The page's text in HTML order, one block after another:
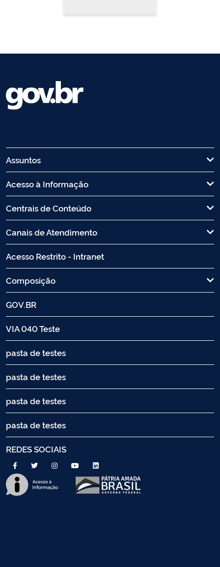
Assuntos
Acesso à Informação
Centrais de Conteúdo
Canais de Atendimento
Acesso Restrito - Intranet
Composição
GOV.BR
VIA 040 Teste
pasta de testes
pasta de testes
pasta de testes
pasta de testes
REDES SOCIAIS